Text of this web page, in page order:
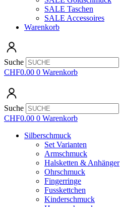
SALE Taschen
SALE Accessoires
Warenkorb
Suche
CHF0.00 0 Warenkorb
Suche
CHF0.00 0 Warenkorb
Silberschmuck
Set Varianten
Armschmuck
Halsketten & Anhänger
Ohrschmuck
Fingerringe
Fusskettchen
Kinderschmuck